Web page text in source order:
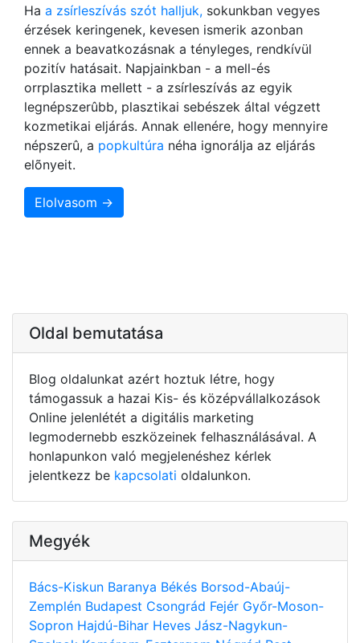
Ha a zsírleszívás szót halljuk, sokunkban vegyes
érzések keringenek, kevesen ismerik azonban
ennek a beavatkozásnak a tényleges, rendkívül
pozitív hatásait. Napjainkban - a mell-és
orrplasztika mellett - a zsírleszívás az egyik
legnépszerûbb, plasztikai sebészek által végzett
kozmetikai eljárás. Annak ellenére, hogy mennyire
népszerû, a popkultúra néha ignorálja az eljárás
elõnyeit.
Elolvasom →
Oldal bemutatása
Blog oldalunkat azért hoztuk létre, hogy
támogassuk a hazai Kis- és középvállalkozások
Online jelenlétét a digitális marketing
legmodernebb eszközeinek felhasználásával. A
honlapunkon való megjelenéshez kérlek
jelentkezz be kapcsolati oldalunkon.
Megyék
Bács-Kiskun Baranya Békés Borsod-Abaúj-
Zemplén Budapest Csongrád Fejér Győr-Moson-
Sopron Hajdú-Bihar Heves Jász-Nagykun-